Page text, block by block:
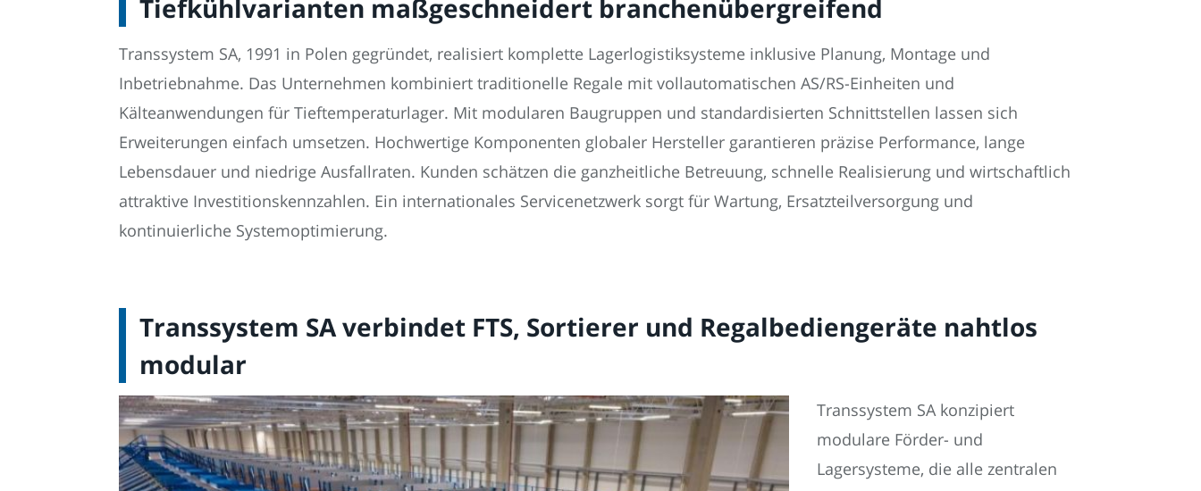
Tiefkühlvarianten maßgeschneidert branchenübergreifend
Transsystem SA, 1991 in Polen gegründet, realisiert komplette Lagerlogistiksysteme inklusive Planung, Montage und
Inbetriebnahme. Das Unternehmen kombiniert traditionelle Regale mit vollautomatischen AS/RS-Einheiten und
Kälteanwendungen für Tieftemperaturlager. Mit modularen Baugruppen und standardisierten Schnittstellen lassen sich
Erweiterungen einfach umsetzen. Hochwertige Komponenten globaler Hersteller garantieren präzise Performance, lange
Lebensdauer und niedrige Ausfallraten. Kunden schätzen die ganzheitliche Betreuung, schnelle Realisierung und wirtschaftlich
attraktive Investitionskennzahlen. Ein internationales Servicenetzwerk sorgt für Wartung, Ersatzteilversorgung und
kontinuierliche Systemoptimierung.
Transsystem SA verbindet FTS, Sortierer und Regalbediengeräte nahtlos
modular
Transsystem SA konzipiert
modulare Förder- und
Lagersysteme, die alle zentralen